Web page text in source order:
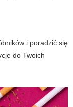
i poradzić się
do Twoich